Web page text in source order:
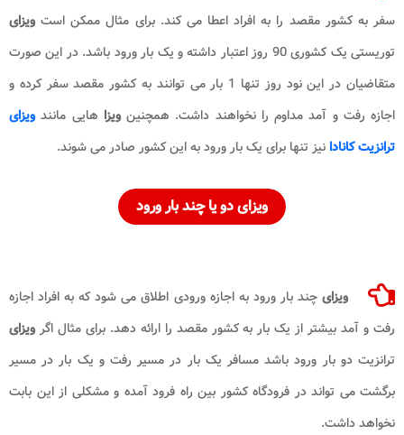
سفر به کشور مقصد را به افراد اعطا می کند. برای مثال ممکن است ویزای
توریستی یک کشوری 90 روز اعتبار داشته و یک بار ورود باشد. در این صورت
متقاضیان در این نود روز تنها 1 بار می توانند به کشور مقصد سفر کرده و
اجازه رفت و آمد مداوم را نخواهند داشت. همچنینویزا هایی مانندویزای
ترانزیت کانادا نیز تنها برای یک بار ورود به این کشور صادر می شوند.
ویزایدو یا چند بار ورود
ویزایچند بار ورود به اجازه ورودی اطلاق می شود که به افراد اجازه
رفت و آمد بیشتر از یک بار به کشور مقصد را ارائه دهد. برای مثال اگر ویزای
ترانزیت دو بار ورود باشد مسافر یک بار در مسیر رفت و یک بار در مسیر
برگشت می تواند در فرودگاه کشور بین راه فرود آمده و مشکلی از این بابت
نخواهد داشت.